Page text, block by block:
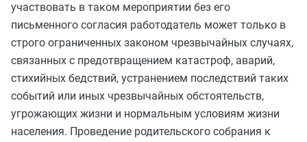
участвовать в таком мероприятии без его
письменного согласия работодатель может только в
строго ограниченных законом чрезвычайных случаях,
связанных с предотвращением катастроф, аварий,
стихийных бедствий, устранением последствий таких
событий или иных чрезвычайных обстоятельств,
угрожающих жизни и нормальным условиям жизни
населения. Проведение родительского собрания к